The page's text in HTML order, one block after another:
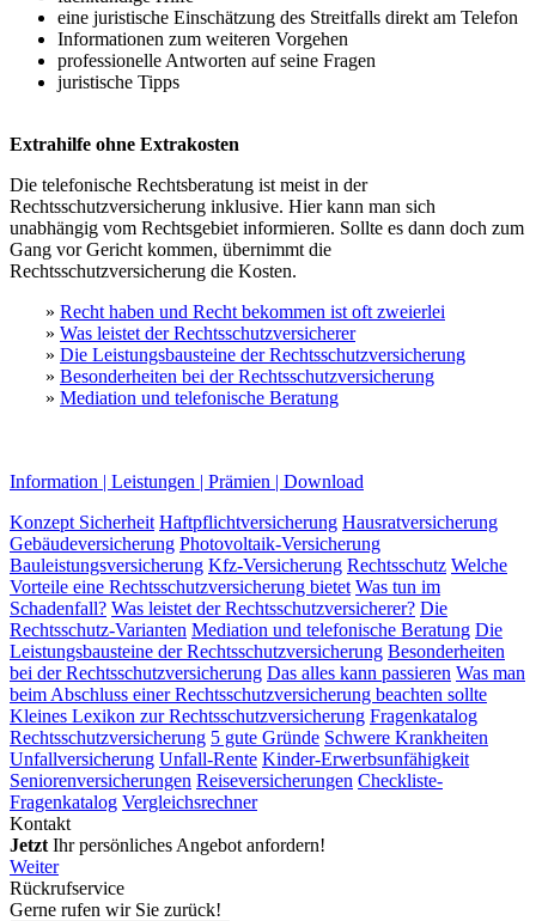
eine juristische Einschätzung des Streitfalls direkt am Telefon
Informationen zum weiteren Vorgehen
professionelle Antworten auf seine Fragen
juristische Tipps
Extrahilfe ohne Extrakosten
Die telefonische Rechtsberatung ist meist in der
Rechtsschutzversicherung inklusive. Hier kann man sich
unabhängig vom Rechtsgebiet informieren. Sollte es dann doch zum
Gang vor Gericht kommen, übernimmt die
Rechtsschutzversicherung die Kosten.
» Recht haben und Recht bekommen ist oft zweierlei
» Was leistet der Rechtsschutzversicherer
» Die Leistungsbausteine der Rechtsschutzversicherung
» Besonderheiten bei der Rechtsschutzversicherung
» Mediation und telefonische Beratung
Information | Leistungen | Prämien | Download
Konzept Sicherheit Haftpflichtversicherung Hausratversicherung
Gebäudeversicherung Photovoltaik-Versicherung
Bauleistungsversicherung Kfz-Versicherung Rechtsschutz Welche
Vorteile eine Rechtsschutzversicherung bietet Was tun im
Schadenfall? Was leistet der Rechtsschutzversicherer? Die
Rechtsschutz-Varianten Mediation und telefonische Beratung Die
Leistungsbausteine der Rechtsschutzversicherung Besonderheiten
bei der Rechtsschutzversicherung Das alles kann passieren Was man
beim Abschluss einer Rechtsschutzversicherung beachten sollte
Kleines Lexikon zur Rechtsschutzversicherung Fragenkatalog
Rechtsschutzversicherung 5 gute Gründe Schwere Krankheiten
Unfallversicherung Unfall-Rente Kinder-Erwerbsunfähigkeit
Seniorenversicherungen Reiseversicherungen Checkliste-
Fragenkatalog Vergleichsrechner
Kontakt
Jetzt Ihr persönliches Angebot anfordern!
Weiter
Rückrufservice
Gerne rufen wir Sie zurück!